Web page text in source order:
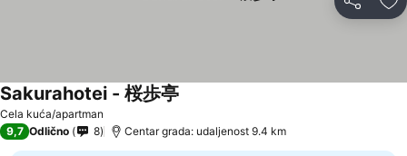
Deli
Cela kuća/apartman
Sakurahotei - 桜歩亭
9,7 Odlično 8 Centar grada: udaljenost 9.4 km